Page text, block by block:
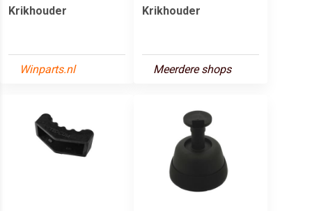
Krikhouder
Winparts.nl
Krikhouder
Meerdere shops